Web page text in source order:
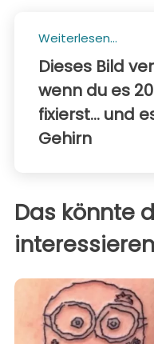
Weiterlesen...
Dieses Bild
wenn du es
fixierst... und
Gehirn
Das könnte
interessieren